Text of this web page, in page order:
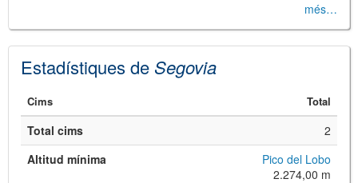
JS library for interactive maps
més…
Estadístiques de Segovia
Cims Total
Total cims
2
Altitud mínima
Pico del Lobo
2.274,00 m